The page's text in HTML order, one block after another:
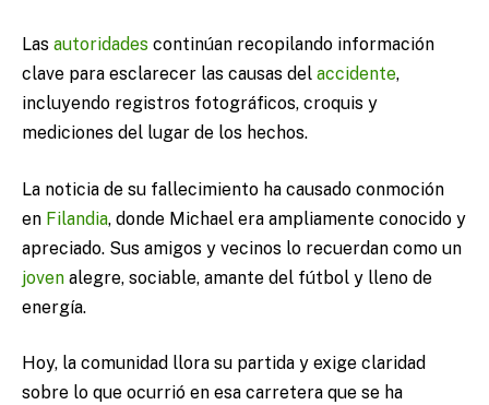
Las autoridades continúan recopilando información
clave para esclarecer las causas del accidente,
incluyendo registros fotográficos, croquis y
mediciones del lugar de los hechos.
La noticia de su fallecimiento ha causado conmoción
en Filandia, donde Michael era ampliamente conocido y
apreciado. Sus amigos y vecinos lo recuerdan como un
joven alegre, sociable, amante del fútbol y lleno de
energía.
Hoy, la comunidad llora su partida y exige claridad
sobre lo que ocurrió en esa carretera que se ha